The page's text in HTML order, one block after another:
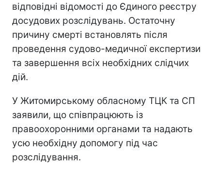
відповідні відомості до Єдиного реєстру
досудових розслідувань. Остаточну
причину смерті встановлять після
проведення судово-медичної експертизи
та завершення всіх необхідних слідчих
дій.
У Житомирському обласному ТЦК та СП
заявили, що співпрацюють із
правоохоронними органами та надають
усю необхідну допомогу під час
розслідування.